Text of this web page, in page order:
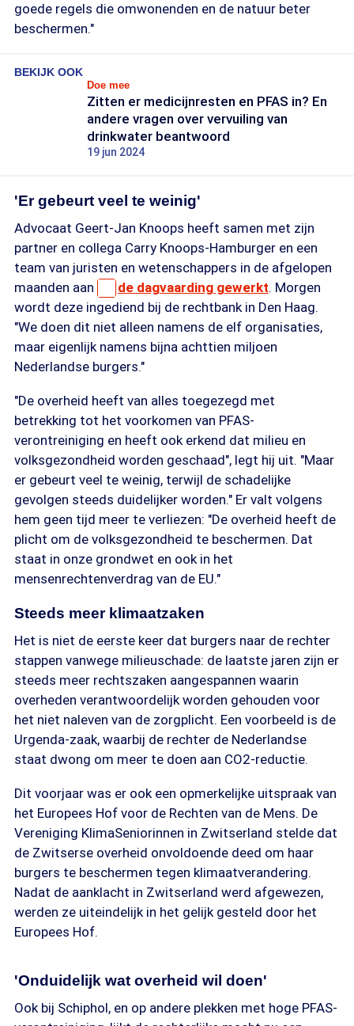
goede regels die omwonenden en de natuur beter
beschermen."
BEKIJK OOK
Doe mee
Zitten er medicijnresten en PFAS in? En
andere vragen over vervuiling van
drinkwater beantwoord
19 jun 2024
'Er gebeurt veel te weinig'
Advocaat Geert-Jan Knoops heeft samen met zijn
partner en collega Carry Knoops-Hamburger en een
team van juristen en wetenschappers in de afgelopen
maanden aan
de dagvaarding gewerkt. Morgen
wordt deze ingediend bij de rechtbank in Den Haag.
"We doen dit niet alleen namens de elf organisaties,
maar eigenlijk namens bijna achttien miljoen
Nederlandse burgers."
"De overheid heeft van alles toegezegd met
betrekking tot het voorkomen van PFAS-
verontreiniging en heeft ook erkend dat milieu en
volksgezondheid worden geschaad", legt hij uit. "Maar
er gebeurt veel te weinig, terwijl de schadelijke
gevolgen steeds duidelijker worden." Er valt volgens
hem geen tijd meer te verliezen: "De overheid heeft de
plicht om de volksgezondheid te beschermen. Dat
staat in onze grondwet en ook in het
mensenrechtenverdrag van de EU."
Steeds meer klimaatzaken
Het is niet de eerste keer dat burgers naar de rechter
stappen vanwege milieuschade: de laatste jaren zijn er
steeds meer rechtszaken aangespannen waarin
overheden verantwoordelijk worden gehouden voor
het niet naleven van de zorgplicht. Een voorbeeld is de
Urgenda-zaak, waarbij de rechter de Nederlandse
staat dwong om meer te doen aan CO2-reductie.
Dit voorjaar was er ook een opmerkelijke uitspraak van
het Europees Hof voor de Rechten van de Mens. De
Vereniging KlimaSeniorinnen in Zwitserland stelde dat
de Zwitserse overheid onvoldoende deed om haar
burgers te beschermen tegen klimaatverandering.
Nadat de aanklacht in Zwitserland werd afgewezen,
werden ze uiteindelijk in het gelijk gesteld door het
Europees Hof.
'Onduidelijk wat overheid wil doen'
Ook bij Schiphol, en op andere plekken met hoge PFAS-